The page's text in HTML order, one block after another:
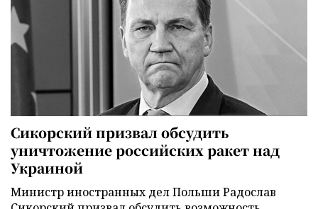
Сикорский призвал обсудить
уничтожение российских ракет над
Украиной
Министр иностранных дел Польши Радослав